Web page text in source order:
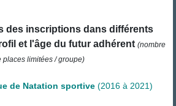
des inscriptions dans différents
et l'âge du futur adhérent (nombre
places limitées / groupe)
de Natation sportive (2016 à 2021)